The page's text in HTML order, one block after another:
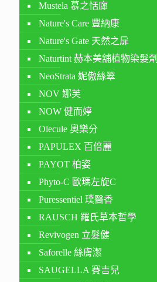
Mustela 慕之恬廊
Nature's Care 豐納康
Nature's Gate 天然之扉
Naturtint 赫本美舖植物染髮劑
NeoStrata 妮傲絲翠
NOV 娜芙
NOW 健而婷
Olecule 奧樂分
PAPULEX 百倍麗
PAYOT 柏姿
Phyto-C 歐瑪左旋C
Puressentiel 璞醫香
RAUSCH 羅氏草本哲學
Revivogen 立髮健
Saforelle 絲膚潔
SAUGELLA 賽吉兒